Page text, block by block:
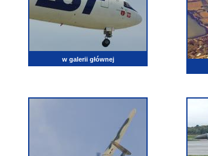
w galerii głównej